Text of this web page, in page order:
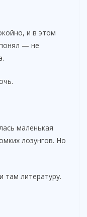
и в этом
— не
маленькая
лозунгов. Но
там литературу.